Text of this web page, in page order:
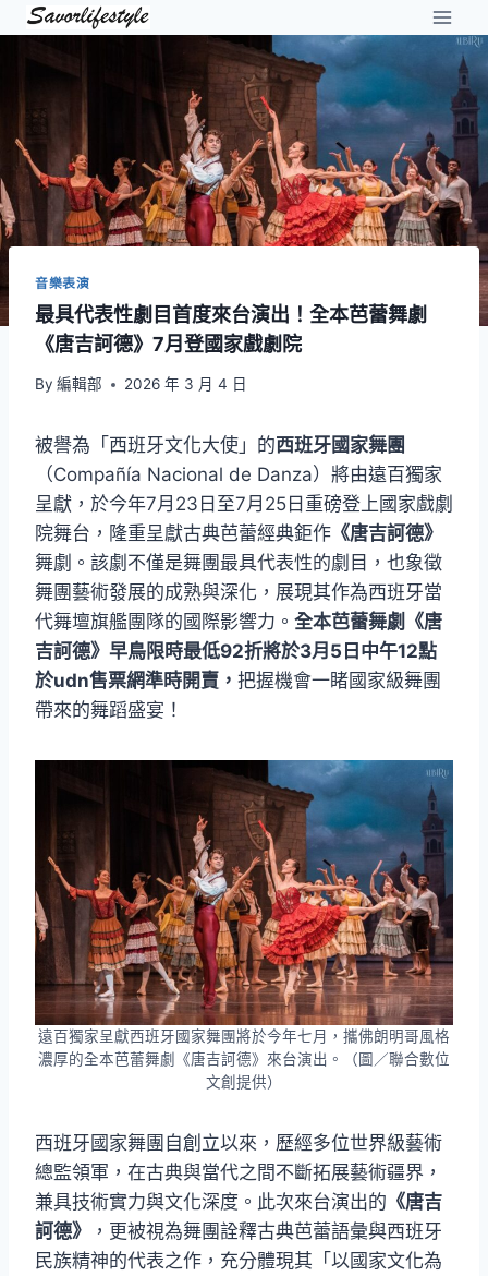
Skip
content
音樂表演
最具代表性劇目首度來台演出！全本芭蕾舞劇
《唐吉訶德》7月登國家戲劇院
By 編輯部 2026 年 3 月 4 日
被譽為「西班牙文化大使」的西班牙國家舞團
（Compañía Nacional de Danza）將由遠百獨家
呈獻，於今年7月23日至7月25日重磅登上國家戲劇
院舞台，隆重呈獻古典芭蕾經典鉅作 《唐吉訶德》
舞劇。該劇不僅是舞團最具代表性的劇目，也象徵
舞團藝術發展的成熟與深化，展現其作為西班牙當
代舞壇旗艦團隊的國際影響力。 全本芭蕾舞劇《唐
吉訶德》早鳥限時最低92折將於3月5日中午12點
於udn售票網準時開賣， 把握機會一睹國家級舞團
帶來的舞蹈盛宴！
遠百獨家呈獻西班牙國家舞團將於今年七月，攜佛朗明哥風格
濃厚的全本芭蕾舞劇《唐吉訶德》來台演出。（圖／聯合數位
文創提供）
西班牙國家舞團自創立以來，歷經多位世界級藝術
總監領軍，在古典與當代之間不斷拓展藝術疆界，
兼具技術實力與文化深度。此次來台演出的 《唐吉
訶德》
，更被視為舞團詮釋古典芭蕾語彙與西班牙
民族精神的代表之作，充分體現其「以國家文化為